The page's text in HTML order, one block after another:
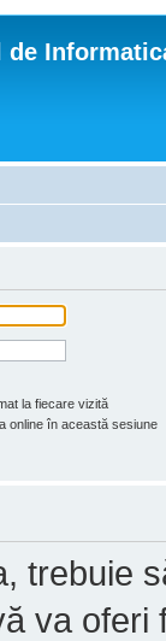
la fiecare vizită
online în această sesiune
trebuie
va oferi